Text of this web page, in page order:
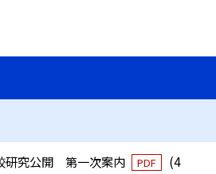
研究公開 第一次案内 PDF
(4